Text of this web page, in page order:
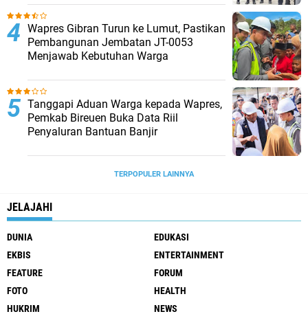
Wapres Gibran Turun ke Lumut, Pastikan
Pembangunan Jembatan JT-0053
Menjawab Kebutuhan Warga
Tanggapi Aduan Warga kepada Wapres,
Pemkab Bireuen Buka Data Riil
Penyaluran Bantuan Banjir
TERPOPULER LAINNYA
JELAJAHI
DUNIA
EDUKASI
EKBIS
ENTERTAINMENT
FEATURE
FORUM
FOTO
HEALTH
HUKRIM
NEWS